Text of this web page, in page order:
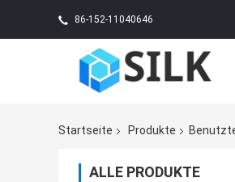
86-152-11040646
Startseite
Produkte
ALLE PRODUKTE